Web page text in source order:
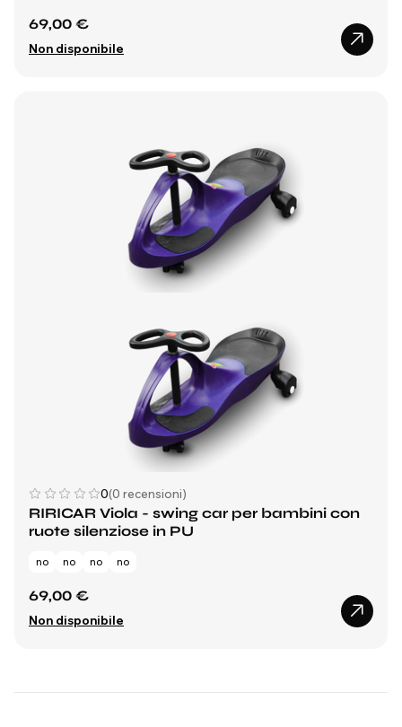
69,00 €
Non disponibile
0(0 recensioni)
RIRICAR Viola - swing car per bambini con
ruote silenziose in PU
no no no no
69,00 €
Non disponibile